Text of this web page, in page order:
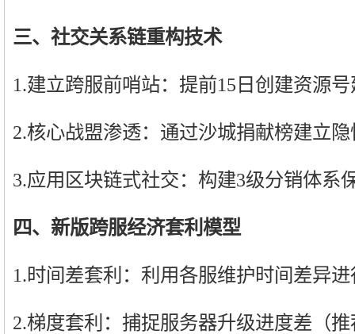
三、社交关系链重构技术
1.建立跨服前哨站：提前15日创建资源
2.核心战盟渗透：通过沙城捐献榜建立
3.应用区块链式社交：构建3级分销体系
四、新版跨服经济套利模型
1.时间差套利：利用各服维护时间差异
2.梯度套利：捕捉服务器升级进度差（推